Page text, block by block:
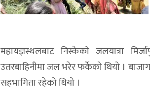
महायज्ञस्थलबाट निस्केको जलयात्रा
उतरबाहिनीमा जल भरेर फर्केको थियो ।
सहभागिता रहेको थियो ।